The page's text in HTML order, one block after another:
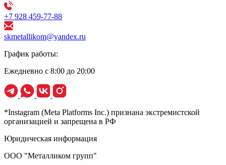
+7 928 459-77-88
skmetallikom@yandex.ru
График работы:
Ежедневно с 8:00 до 20:00
*Instagram (Meta Platforms Inc.) признана экстремистской
организацией и запрещена в РФ
Юридическая информация
ООО "Металликом групп"